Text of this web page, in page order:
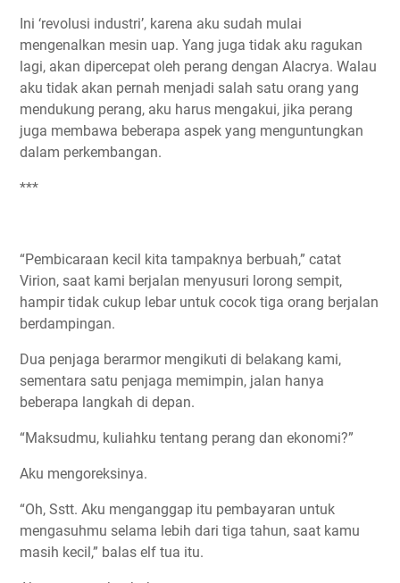
Ini ‘revolusi industri’, karena aku sudah mulai
mengenalkan mesin uap. Yang juga tidak aku ragukan
lagi, akan dipercepat oleh perang dengan Alacrya. Walau
aku tidak akan pernah menjadi salah satu orang yang
mendukung perang, aku harus mengakui, jika perang
juga membawa beberapa aspek yang menguntungkan
dalam perkembangan.
***
“Pembicaraan kecil kita tampaknya berbuah,” catat
Virion, saat kami berjalan menyusuri lorong sempit,
hampir tidak cukup lebar untuk cocok tiga orang berjalan
berdampingan.
Dua penjaga berarmor mengikuti di belakang kami,
sementara satu penjaga memimpin, jalan hanya
beberapa langkah di depan.
“Maksudmu, kuliahku tentang perang dan ekonomi?”
Aku mengoreksinya.
“Oh, Sstt. Aku menganggap itu pembayaran untuk
mengasuhmu selama lebih dari tiga tahun, saat kamu
masih kecil,” balas elf tua itu.